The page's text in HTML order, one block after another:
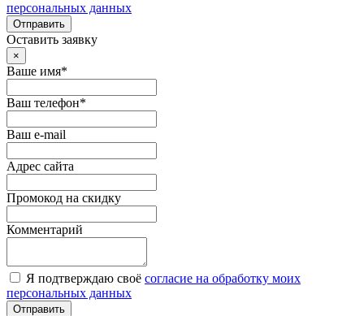
персональных данных
Отправить
Оставить заявку
×
Ваше имя*
Ваш телефон*
Ваш e-mail
Адрес сайта
Промокод на скидку
Комментарий
Я подтверждаю своё согласие на обработку моих
персональных данных
Отправить